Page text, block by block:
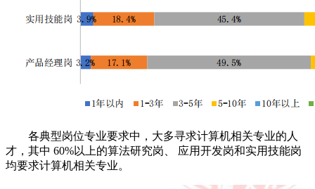
各典型岗位专业要求中，大多寻求计算机相关专业的人
才，其中 60%以上的算法研究岗、 应用开发岗和实用技能岗
均要求计算机相关专业。